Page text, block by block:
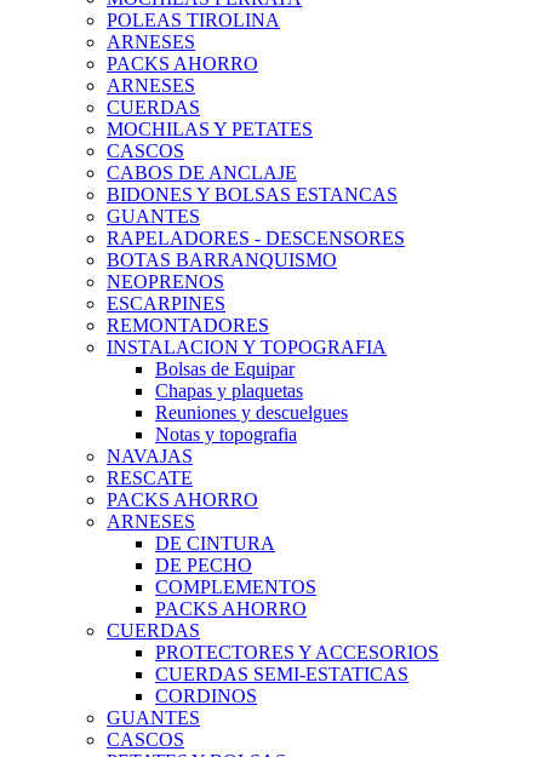
POLEAS TIROLINA
ARNESES
PACKS AHORRO
ARNESES
CUERDAS
MOCHILAS Y PETATES
CASCOS
CABOS DE ANCLAJE
BIDONES Y BOLSAS ESTANCAS
GUANTES
RAPELADORES - DESCENSORES
BOTAS BARRANQUISMO
NEOPRENOS
ESCARPINES
REMONTADORES
INSTALACION Y TOPOGRAFIA
Bolsas de Equipar
Chapas y plaquetas
Reuniones y descuelgues
Notas y topografia
NAVAJAS
RESCATE
PACKS AHORRO
ARNESES
DE CINTURA
DE PECHO
COMPLEMENTOS
PACKS AHORRO
CUERDAS
PROTECTORES Y ACCESORIOS
CUERDAS SEMI-ESTATICAS
CORDINOS
GUANTES
CASCOS